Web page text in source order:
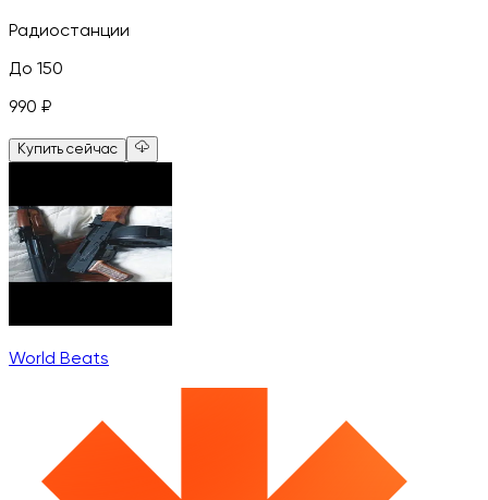
Радиостанции
До 150
990 ₽
Купить сейчас
World Beats